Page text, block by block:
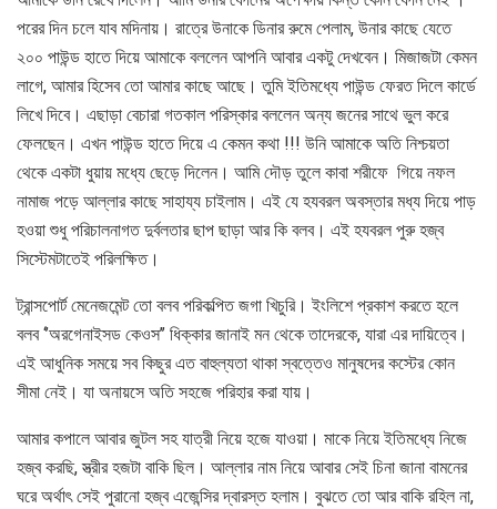
পরের দিন চলে যাব মদিনায়। রাত্রে উনাকে ডিনার রুমে পেলাম, উনার কাছে যেতে
২০০ পাউন্ড হাতে দিয়ে আমাকে বললেন আপনি আবার একটু দেখবেন। মিজাজটা কেমন
লাগে, আমার হিসেব তো আমার কাছে আছে। তুমি ইতিমধ্যে পাউন্ড ফেরত দিলে কার্ডে
লিখে দিবে। এছাড়া বেচারা গতকাল পরিস্কার বললেন অন্য জনের সাথে ভুল করে
ফেলছেন। এখন পাউন্ড হাতে দিয়ে এ কেমন কথা !!! উনি আমাকে অতি নিশ্চয়তা
থেকে একটা ধুয়ায় মধ্যে ছেড়ে দিলেন। আমি দৌড় তুলে কাবা শরীফে গিয়ে নফল
নামাজ পড়ে আল্লার কাছে সাহায্য চাইলাম। এই যে হযবরল অবস্তার মধ্য দিয়ে পাড়
হওয়া শুধু পরিচালনাগত দুর্বলতার ছাপ ছাড়া আর কি বলব। এই হযবরল পুরু হজ্ব
সিস্টেমটাতেই পরিলক্ষিত।
ট্রান্সপোর্ট মেনেজমেন্ট তো বলব পরিকল্পিত জগা খিচুরি। ইংলিশে প্রকাশ করতে হলে
বলব ‘’অরগেনাইসড কেওস’’ ধিক্কার জানাই মন থেকে তাদেরকে, যারা এর দায়িত্বে।
এই আধুনিক সময়ে সব কিছুর এত বাহুল্যতা থাকা স্বত্তেও মানুষদের কস্টের কোন
সীমা নেই। যা অনায়সে অতি সহজে পরিহার করা যায়।
আমার কপালে আবার জুটল সহ যাত্রী নিয়ে হজে যাওয়া। মাকে নিয়ে ইতিমধ্যে নিজে
হজ্ব করছি, স্ত্রীর হজটা বাকি ছিল। আল্লার নাম নিয়ে আবার সেই চিনা জানা বামনের
ঘরে অর্থাৎ সেই পুরানো হজ্ব এজেন্সির দ্বারস্ত হলাম। বুঝতে তো আর বাকি রহিল না,